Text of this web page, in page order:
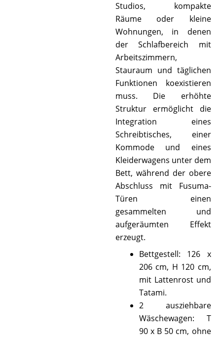
Studios, kompakte
Räume oder kleine
Wohnungen, in denen
der Schlafbereich mit
Arbeitszimmern,
Stauraum und täglichen
Funktionen koexistieren
muss. Die erhöhte
Struktur ermöglicht die
Integration eines
Schreibtisches, einer
Kommode und eines
Kleiderwagens unter dem
Bett, während der obere
Abschluss mit Fusuma-
Türen einen
gesammelten und
aufgeräumten Effekt
erzeugt.
Bettgestell: 126 x
206 cm, H 120 cm,
mit Lattenrost und
Tatami.
2 ausziehbare
Wäschewagen: T
90 x B 50 cm, ohne